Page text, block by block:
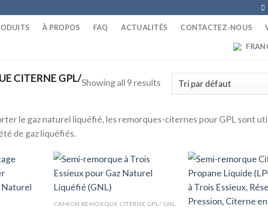
À PROPOS FAQ ACTUALITÉS CONTACTEZ-NOUS
CITERNE GPL/Showing all 9 results
le gaz naturel liquéfié, les remorques-citernes pour GPL sont
de gaz liquéfiés.
CAMION REMORQUE CITERNE GPL/ GNL